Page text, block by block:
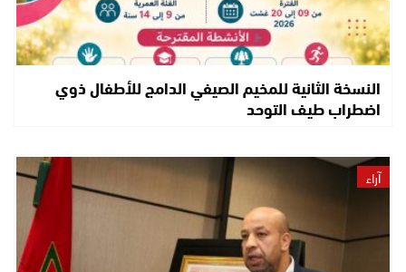
النسخة الثانية للمخيم الصيفي الدامج للأطفال ذوي
اضطراب طيف التوحد
آراء